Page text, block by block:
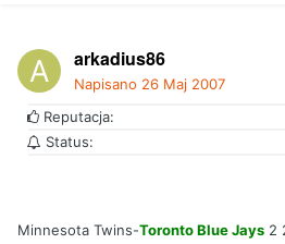
arkadius86
Napisano 26 Maj 2007
Reputacja:
Status:
Minnesota Twins-Toronto Blue Jays 2